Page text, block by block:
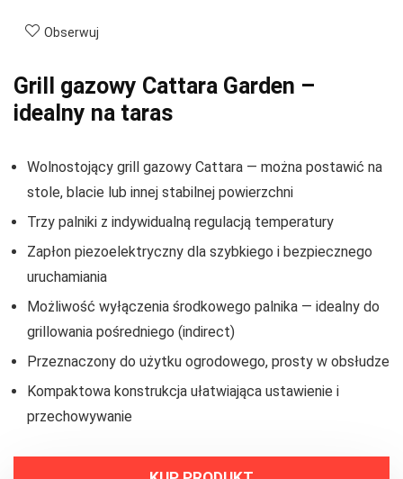
Obserwuj
Grill gazowy Cattara Garden –
idealny na taras
Wolnostojący grill gazowy Cattara — można postawić na
stole, blacie lub innej stabilnej powierzchni
Trzy palniki z indywidualną regulacją temperatury
Zapłon piezoelektryczny dla szybkiego i bezpiecznego
uruchamiania
Możliwość wyłączenia środkowego palnika — idealny do
grillowania pośredniego (indirect)
Przeznaczony do użytku ogrodowego, prosty w obsłudze
Kompaktowa konstrukcja ułatwiająca ustawienie i
przechowywanie